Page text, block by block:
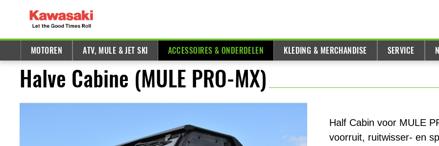
MOTOREN ATV, MULE & JET SKI ACCESSOIRES & ONDERDELEN KLEDING & MERCHANDISE SERVICE
Halve Cabine (MULE PRO-MX)
Half Cabin voor MULE
voorruit, ruitwisser- en